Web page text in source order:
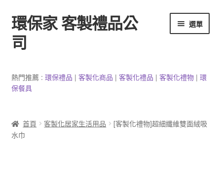
跳
至
導
跳
至
主
容
環保家 客製禮品公
司
選單
3C產品客製
熱門推薦 : 環保禮品 | 客製化商品 | 客製化禮品 | 客製化禮物| 環
保餐具
首頁 客製化居家生活用品
[客製化禮物]超細纖維雙面絨吸
水巾